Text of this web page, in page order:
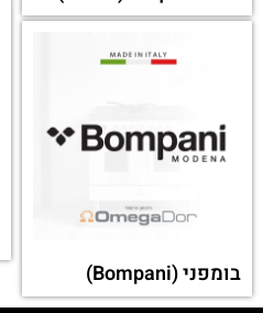
בומפני (Bompani)